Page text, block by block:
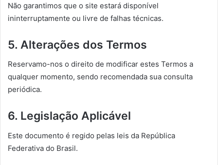
Não garantimos que o site estará disponível
ininterruptamente ou livre de falhas técnicas.
5. Alterações dos Termos
Reservamo-nos o direito de modificar estes Termos a
qualquer momento, sendo recomendada sua consulta
periódica.
6. Legislação Aplicável
Este documento é regido pelas leis da República
Federativa do Brasil.